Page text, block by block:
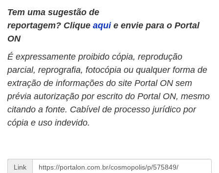
Tem uma sugestão de
reportagem? Clique aqui e envie para o Portal
ON
É expressamente proibido cópia, reprodução
parcial, reprografia, fotocópia ou qualquer forma de
extração de informações do site Portal ON sem
prévia autorização por escrito do Portal ON, mesmo
citando a fonte. Cabível de processo jurídico por
cópia e uso indevido.
Link